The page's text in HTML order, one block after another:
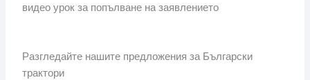
видео урок за попълване на заявлението
Разгледайте нашите предложения за Български
трактори